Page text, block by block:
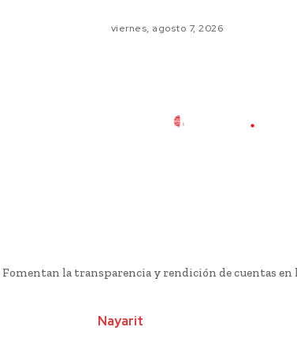
viernes, agosto 7, 2026
Fomentan la transparencia y rendición de cuentas en
Nayarit